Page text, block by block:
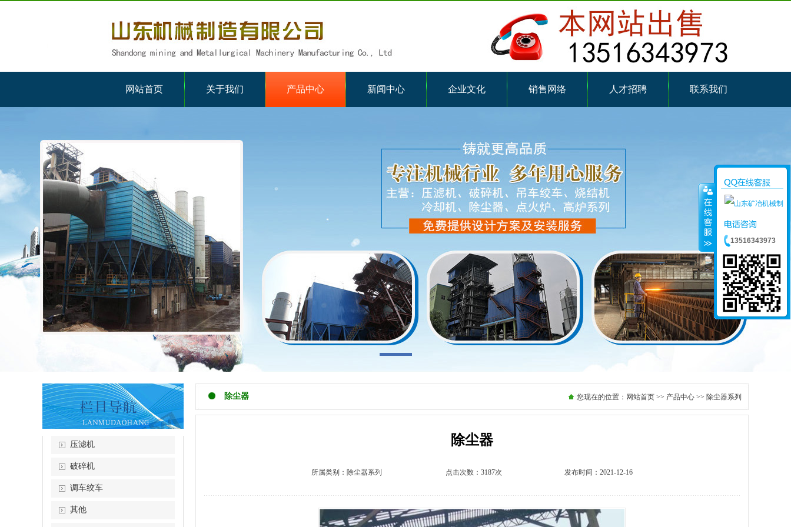
网站首页 关于我们 产品中心 新闻中心 企业文化 销售网络 人才招聘 联系我们
压滤机
破碎机
调车绞车
其他
除尘器 您现在的位置： 网站首页 >> 产品中心 >> 除尘器系列
除尘器
所属类别： 除尘器系列 点击次数：3187次 发布时间：2021-12-16
13516343973